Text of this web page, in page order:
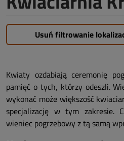
Usuń filtrowanie
Kwiaty ozdabiają ceremonię
pamięć o tych, którzy odeszli.
wykonać może większość
specjalizację w tym zakresie.
wieniec pogrzebowy z tą samą